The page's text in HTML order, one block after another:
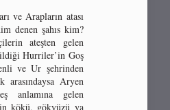
ve Arapların atası
denen şahıs kim?
ateşten gelen
Hurriler’in Goş
ve Ur şehrinden
Aryen
anlamına gelen
kökü, gökyüzü ya